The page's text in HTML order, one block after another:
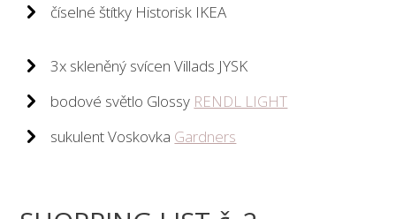
číselné štítky Historisk IKEA
3x skleněný svícen Villads JYSK
bodové světlo Glossy RENDL LIGHT
sukulent Voskovka Gardners